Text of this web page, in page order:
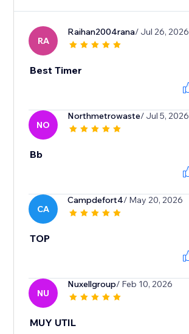
RA
Raihan2004rana/ Jul 26, 2026
Best Timer
NO
Northmetrowaste/ Jul 5, 2026
Bb
CA
Campdefort4/ May 20, 2026
TOP
NU
Nuxellgroup/ Feb 10, 2026
MUY UTIL